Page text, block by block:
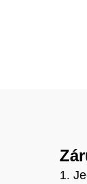
1.